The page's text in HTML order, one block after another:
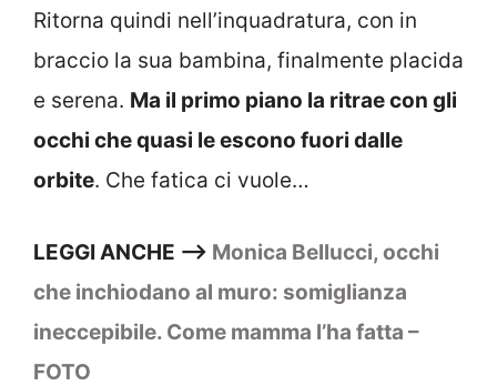
Ritorna quindi nell’inquadratura, con in
braccio la sua bambina, finalmente placida
e serena. Ma il primo piano la ritrae con gli
occhi che quasi le escono fuori dalle
orbite. Che fatica ci vuole…
LEGGI ANCHE —> Monica Bellucci, occhi
che inchiodano al muro: somiglianza
ineccepibile. Come mamma l’ha fatta –
FOTO